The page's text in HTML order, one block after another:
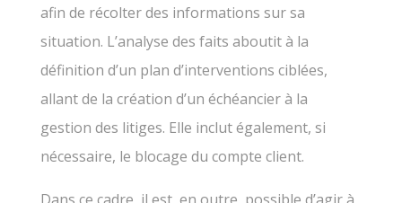
afin de récolter des informations sur sa
situation. L’analyse des faits aboutit à la
définition d’un plan d’interventions ciblées,
allant de la création d’un échéancier à la
gestion des litiges. Elle inclut également, si
nécessaire, le blocage du compte client.